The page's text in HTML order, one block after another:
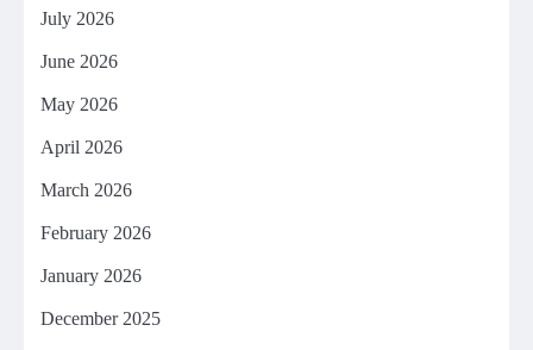
July 2026
June 2026
May 2026
April 2026
March 2026
February 2026
January 2026
December 2025